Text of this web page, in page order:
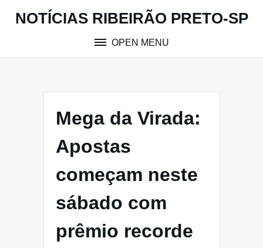
NOTÍCIAS RIBEIRÃO PRETO-SP
OPEN MENU
Mega da Virada:
Apostas
começam neste
sábado com
prêmio recorde